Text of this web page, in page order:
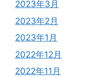
2023年3月
2023年2月
2023年1月
2022年12月
2022年11月